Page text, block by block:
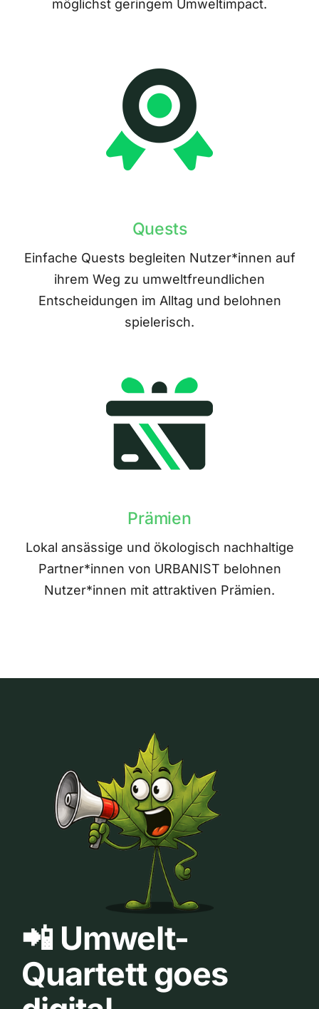
möglichst geringem Umweltimpact.
Quests
Einfache Quests begleiten Nutzer*innen auf
ihrem Weg zu umweltfreundlichen
Entscheidungen im Alltag und belohnen
spielerisch.
Prämien
Lokal ansässige und ökologisch nachhaltige
Partner*innen von URBANIST belohnen
Nutzer*innen mit attraktiven Prämien.
📲 Umwelt-
Quartett goes